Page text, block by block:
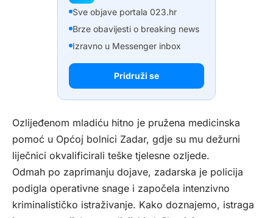
Sve objave portala 023.hr
Brze obavijesti o breaking news
Izravno u Messenger inbox
Pridruži se
Ozlijeđenom mladiću hitno je pružena medicinska
pomoć u Općoj bolnici Zadar, gdje su mu dežurni
liječnici okvalificirali teške tjelesne ozljede.
Odmah po zaprimanju dojave, zadarska je policija
podigla operativne snage i započela intenzivno
kriminalističko istraživanje. Kako doznajemo, istraga